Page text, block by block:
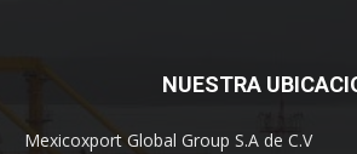
NUESTRA
Mexicoxport Global Group S.A de C.V